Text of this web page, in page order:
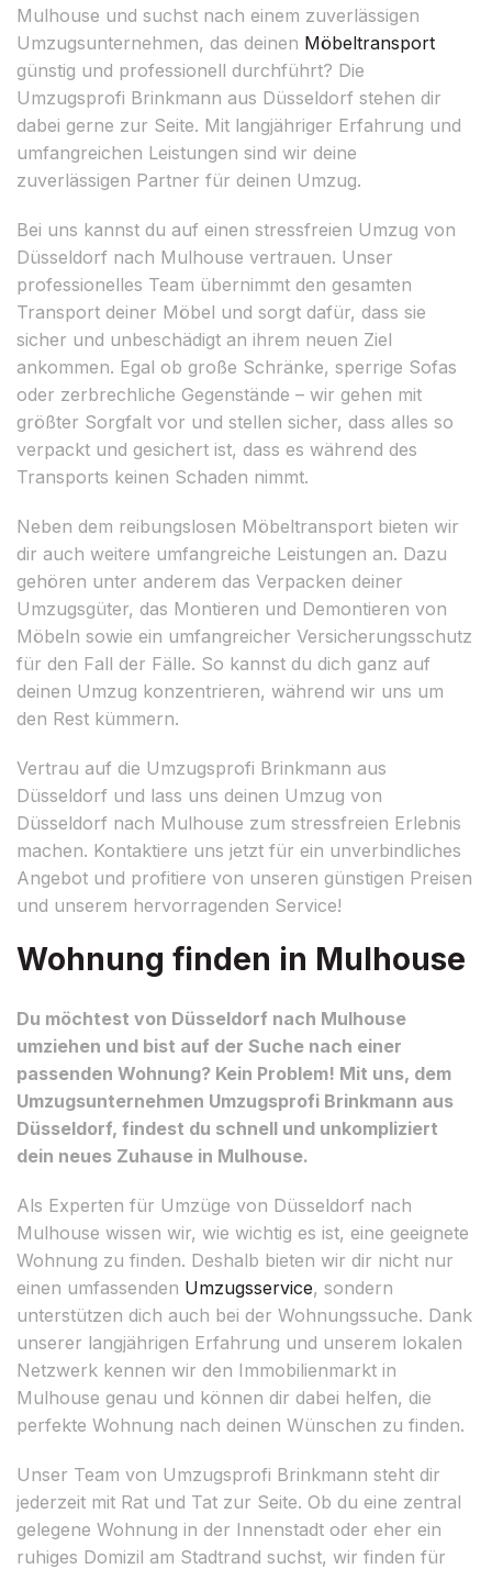
Mulhouse und suchst nach einem zuverlässigen
Umzugsunternehmen, das deinen Möbeltransport
günstig und professionell durchführt? Die
Umzugsprofi Brinkmann aus Düsseldorf stehen dir
dabei gerne zur Seite. Mit langjähriger Erfahrung und
umfangreichen Leistungen sind wir deine
zuverlässigen Partner für deinen Umzug.
Bei uns kannst du auf einen stressfreien Umzug von
Düsseldorf nach Mulhouse vertrauen. Unser
professionelles Team übernimmt den gesamten
Transport deiner Möbel und sorgt dafür, dass sie
sicher und unbeschädigt an ihrem neuen Ziel
ankommen. Egal ob große Schränke, sperrige Sofas
oder zerbrechliche Gegenstände – wir gehen mit
größter Sorgfalt vor und stellen sicher, dass alles so
verpackt und gesichert ist, dass es während des
Transports keinen Schaden nimmt.
Neben dem reibungslosen Möbeltransport bieten wir
dir auch weitere umfangreiche Leistungen an. Dazu
gehören unter anderem das Verpacken deiner
Umzugsgüter, das Montieren und Demontieren von
Möbeln sowie ein umfangreicher Versicherungsschutz
für den Fall der Fälle. So kannst du dich ganz auf
deinen Umzug konzentrieren, während wir uns um
den Rest kümmern.
Vertrau auf die Umzugsprofi Brinkmann aus
Düsseldorf und lass uns deinen Umzug von
Düsseldorf nach Mulhouse zum stressfreien Erlebnis
machen. Kontaktiere uns jetzt für ein unverbindliches
Angebot und profitiere von unseren günstigen Preisen
und unserem hervorragenden Service!
Wohnung finden in Mulhouse
Du möchtest von Düsseldorf nach Mulhouse
umziehen und bist auf der Suche nach einer
passenden Wohnung? Kein Problem! Mit uns, dem
Umzugsunternehmen Umzugsprofi Brinkmann aus
Düsseldorf, findest du schnell und unkompliziert
dein neues Zuhause in Mulhouse.
Als Experten für Umzüge von Düsseldorf nach
Mulhouse wissen wir, wie wichtig es ist, eine geeignete
Wohnung zu finden. Deshalb bieten wir dir nicht nur
einen umfassenden Umzugsservice, sondern
unterstützen dich auch bei der Wohnungssuche. Dank
unserer langjährigen Erfahrung und unserem lokalen
Netzwerk kennen wir den Immobilienmarkt in
Mulhouse genau und können dir dabei helfen, die
perfekte Wohnung nach deinen Wünschen zu finden.
Unser Team von Umzugsprofi Brinkmann steht dir
jederzeit mit Rat und Tat zur Seite. Ob du eine zentral
gelegene Wohnung in der Innenstadt oder eher ein
ruhiges Domizil am Stadtrand suchst, wir finden für